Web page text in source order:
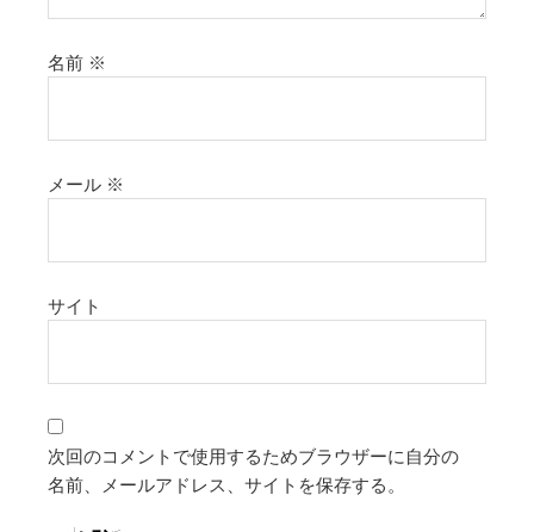
名前 ※
メール ※
サイト
次回のコメントで使用するためブラウザーに自分の
名前、メールアドレス、サイトを保存する。